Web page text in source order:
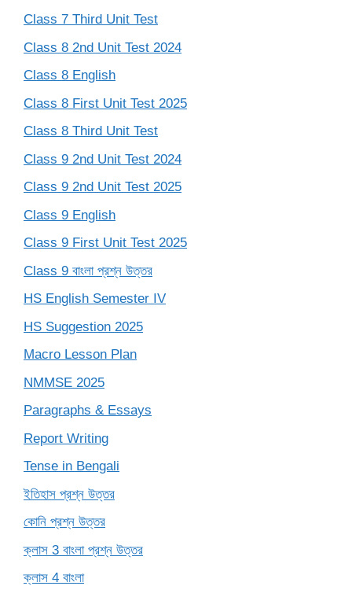
Class 7 Third Unit Test
Class 8 2nd Unit Test 2024
Class 8 English
Class 8 First Unit Test 2025
Class 8 Third Unit Test
Class 9 2nd Unit Test 2024
Class 9 2nd Unit Test 2025
Class 9 English
Class 9 First Unit Test 2025
Class 9 বাংলা প্রশ্ন উত্তর
HS English Semester IV
HS Suggestion 2025
Macro Lesson Plan
NMMSE 2025
Paragraphs & Essays
Report Writing
Tense in Bengali
ইতিহাস প্রশ্ন উত্তর
কোনি প্রশ্ন উত্তর
ক্লাস 3 বাংলা প্রশ্ন উত্তর
ক্লাস 4 বাংলা